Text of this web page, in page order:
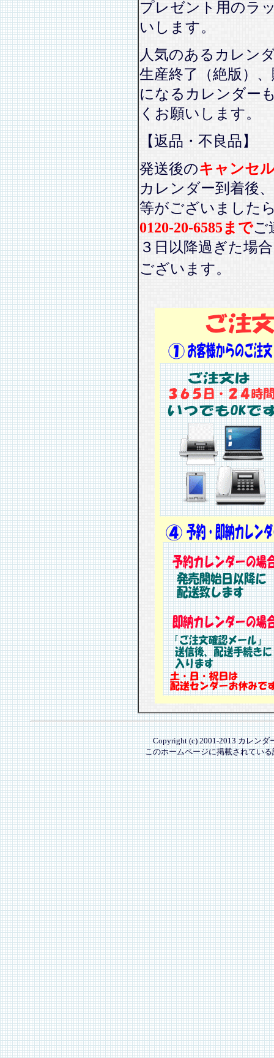
プレゼント用のラ
いします。
人気のあるカレン
生産終了（絶版）
になるカレンダー
くお願いします。
【返品・不良品】
発送後のキャンセ
カレンダー到着後、
等がございました
0120-20-6585までご
３日以降過ぎた場
ございます。
Copyright (c) 2001-2013 カレンダ
このホームページに掲載されてい